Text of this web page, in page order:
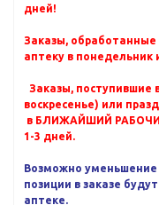
дней!
Заказы, обработанные
аптеку в понедельник
Заказы, поступившие
воскресенье) или
в БЛИЖАЙШИЙ
1-3 дней.
Возможно уменьшение
позиции в заказе
аптеке.